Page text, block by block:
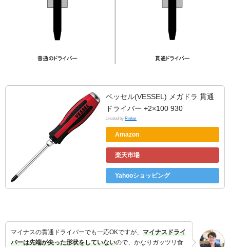
ベッセル(VESSEL) メガドラ 貫通
ドライバー +2×100 930
created by Rinker
Amazon
楽天市場
Yahooショッピング
マイナスの貫通ドライバーでも一応OKですが、 マイナスドライ
バーは先端が尖った形状をしていないので、かなりガッツリ食